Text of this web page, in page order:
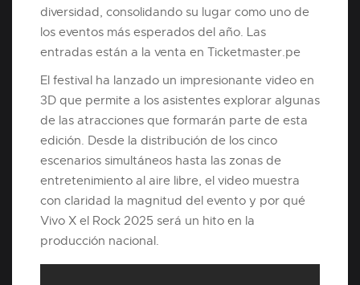
diversidad, consolidando su lugar como uno de
los eventos más esperados del año. Las
entradas están a la venta en Ticketmaster.pe
El festival ha lanzado un impresionante video en
3D que permite a los asistentes explorar algunas
de las atracciones que formarán parte de esta
edición. Desde la distribución de los cinco
escenarios simultáneos hasta las zonas de
entretenimiento al aire libre, el video muestra
con claridad la magnitud del evento y por qué
Vivo X el Rock 2025 será un hito en la
producción nacional.